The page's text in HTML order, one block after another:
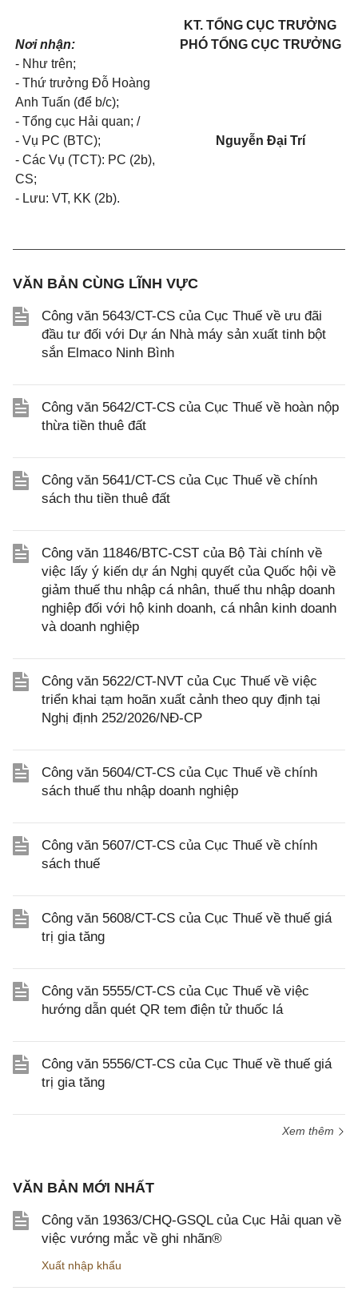
Nơi nhận:
- Như trên;
- Thứ trưởng Đỗ Hoàng
Anh Tuấn (để b/c);
- Tổng cục Hải quan; /
- Vụ PC (BTC);
- Các Vụ (TCT): PC (2b),
CS;
- Lưu: VT, KK (2b).
KT. TỔNG CỤC TRƯỞNG
PHÓ TỔNG CỤC TRƯỞNG
Nguyễn Đại Trí
VĂN BẢN CÙNG LĨNH VỰC
Công văn 5643/CT-CS của Cục Thuế về ưu đãi
đầu tư đối với Dự án Nhà máy sản xuất tinh bột
sắn Elmaco Ninh Bình
Công văn 5642/CT-CS của Cục Thuế về hoàn nộp
thừa tiền thuê đất
Công văn 5641/CT-CS của Cục Thuế về chính
sách thu tiền thuê đất
Công văn 11846/BTC-CST của Bộ Tài chính về
việc lấy ý kiến dự án Nghị quyết của Quốc hội về
giảm thuế thu nhập cá nhân, thuế thu nhập doanh
nghiệp đối với hộ kinh doanh, cá nhân kinh doanh
và doanh nghiệp
Công văn 5622/CT-NVT của Cục Thuế về việc
triển khai tạm hoãn xuất cảnh theo quy định tại
Nghị định 252/2026/NĐ-CP
Công văn 5604/CT-CS của Cục Thuế về chính
sách thuế thu nhập doanh nghiệp
Công văn 5607/CT-CS của Cục Thuế về chính
sách thuế
Công văn 5608/CT-CS của Cục Thuế về thuế giá
trị gia tăng
Công văn 5555/CT-CS của Cục Thuế về việc
hướng dẫn quét QR tem điện tử thuốc lá
Công văn 5556/CT-CS của Cục Thuế về thuế giá
trị gia tăng
Xem thêm
VĂN BẢN MỚI NHẤT
Công văn 19363/CHQ-GSQL của Cục Hải quan về
việc vướng mắc về ghi nhãn®
Xuất nhập khẩu